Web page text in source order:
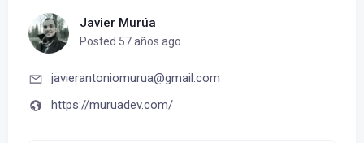
Javier Murúa
Posted 57 años ago
javierantoniomurua@gmail.com
https://muruadev.com/